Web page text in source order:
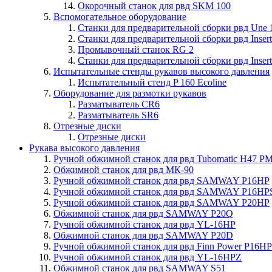
Окорочный станок для рвд SKM 100
Вспомогательное оборудование
Станки для предварительной сборки рвд Une
Станки для предварительной сборки рвд
Промывочный станок RG 2
Станки для предварительной сборки рвд
Испытательные стенды рукавов высокого давления
Испытательный стенд P 160 Ecoline
Оборудование для размотки рукавов
Разматыватель CR6
Разматыватель SR6
Отрезные диски
Отрезные диски
Рукава высокого давления
Ручной обжимной станок для рвд Tubomatic H47
Обжимной станок для рвд МК-90
Ручной обжимной станок для рвд SAMWAY P16HP
Ручной обжимной станок для рвд SAMWAY
Ручной обжимной станок для рвд SAMWAY P20HP
Обжимной станок для рвд SAMWAY P20Q
Ручной обжимной станок для рвд YL-16HP
Обжимной станок для рвд SAMWAY P20D
Ручной обжимной станок для рвд Finn Power P16HP
Ручной обжимной станок для рвд YL-16HPZ
Обжимной станок для рвд SAMWAY S51